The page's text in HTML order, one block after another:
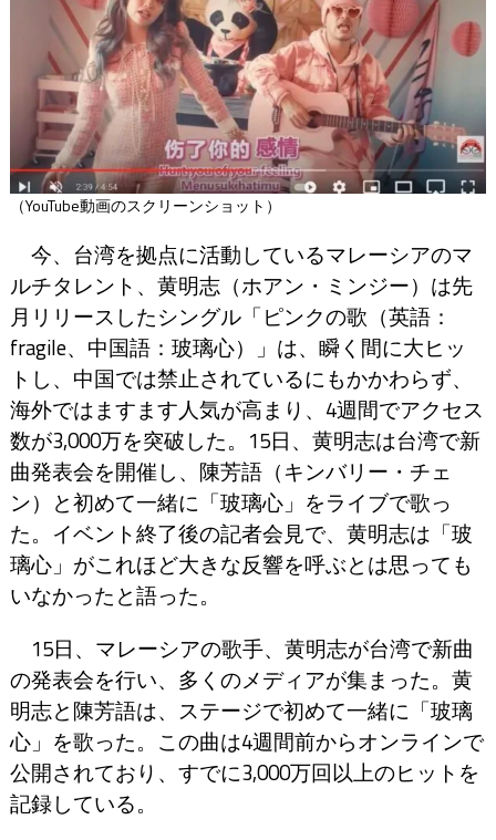
（YouTube動画のスクリーンショット）
今、台湾を拠点に活動しているマレーシアのマ
ルチタレント、黄明志（ホアン・ミンジー）は先
月リリースしたシングル「ピンクの歌（英語：
fragile、中国語：玻璃心）」は、瞬く間に大ヒッ
トし、中国では禁止されているにもかかわらず、
海外ではますます人気が高まり、4週間でアクセス
数が3,000万を突破した。15日、黄明志は台湾で新
曲発表会を開催し、陳芳語（キンバリー・チェ
ン）と初めて一緒に「玻璃心」をライブで歌っ
た。イベント終了後の記者会見で、黄明志は「玻
璃心」がこれほど大きな反響を呼ぶとは思っても
いなかったと語った。
15日、マレーシアの歌手、黄明志が台湾で新曲
の発表会を行い、多くのメディアが集まった。黄
明志と陳芳語は、ステージで初めて一緒に「玻璃
心」を歌った。この曲は4週間前からオンラインで
公開されており、すでに3,000万回以上のヒットを
記録している。